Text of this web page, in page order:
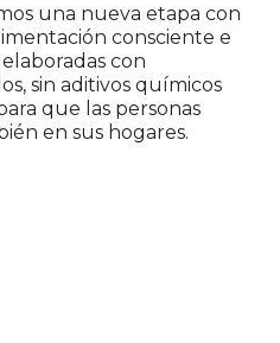
una nueva etapa con
consciente e
con
sin aditivos químicos
que las personas
en sus hogares.